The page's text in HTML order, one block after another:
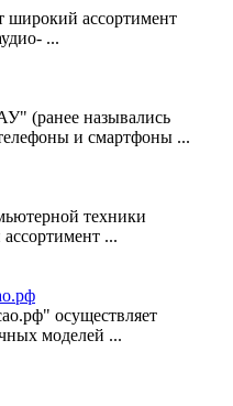
широкий ассортимент
...
(ранее назывались
и смартфоны ...
техники
...
осуществляет
моделей ...